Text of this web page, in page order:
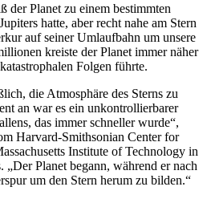
der Planet zu einem bestimmten
hatte, aber recht nahe am Stern
auf seiner Umlaufbahn um unsere
kreiste der Planet immer näher
Folgen führte.
die Atmosphäre des Sterns zu
an war es ein unkontrollierbarer
das immer schneller wurde“,
Harvard-Smithsonian Center for
Institute of Technology in
„Der Planet begann, während er nach
um den Stern herum zu bilden.“